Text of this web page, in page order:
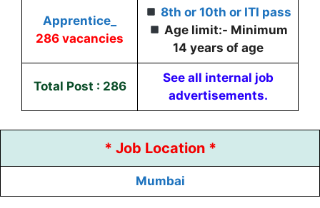
Apprentice_
286 vacancies
8th or 10th or ITI pass
Age limit:- Minimum
14 years of age
Total Post : 286
See all internal job
advertisements.
* Job Location *
Mumbai